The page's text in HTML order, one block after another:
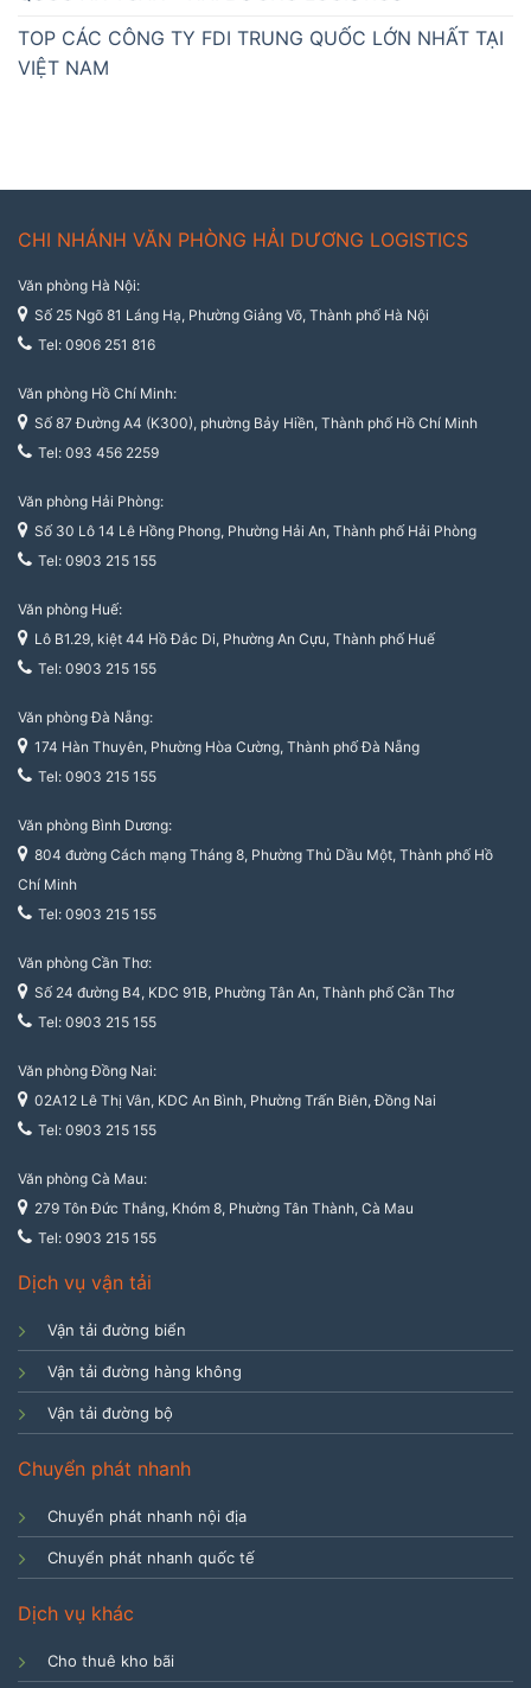
TOP CÁC CÔNG TY FDI TRUNG QUỐC LỚN NHẤT TẠI
VIỆT NAM
CHI NHÁNH VĂN PHÒNG HẢI DƯƠNG LOGISTICS
Văn phòng Hà Nội:
Số 25 Ngõ 81 Láng Hạ, Phường Giảng Võ, Thành phố Hà Nội
Tel: 0906 251 816
Văn phòng Hồ Chí Minh:
Số 87 Đường A4 (K300), phường Bảy Hiền, Thành phố Hồ Chí Minh
Tel: 093 456 2259
Văn phòng Hải Phòng:
Số 30 Lô 14 Lê Hồng Phong, Phường Hải An, Thành phố Hải Phòng
Tel: 0903 215 155
Văn phòng Huế:
Lô B1.29, kiệt 44 Hồ Đắc Di, Phường An Cựu, Thành phố Huế
Tel: 0903 215 155
Văn phòng Đà Nẵng:
174 Hàn Thuyên, Phường Hòa Cường, Thành phố Đà Nẵng
Tel: 0903 215 155
Văn phòng Bình Dương:
804 đường Cách mạng Tháng 8, Phường Thủ Dầu Một, Thành phố Hồ
Chí Minh
Tel: 0903 215 155
Văn phòng Cần Thơ:
Số 24 đường B4, KDC 91B, Phường Tân An, Thành phố Cần Thơ
Tel: 0903 215 155
Văn phòng Đồng Nai:
02A12 Lê Thị Vân, KDC An Bình, Phường Trấn Biên, Đồng Nai
Tel: 0903 215 155
Văn phòng Cà Mau:
279 Tôn Đức Thắng, Khóm 8, Phường Tân Thành, Cà Mau
Tel: 0903 215 155
Dịch vụ vận tải
Vận tải đường biển
Vận tải đường hàng không
Vận tải đường bộ
Chuyển phát nhanh
Chuyển phát nhanh nội địa
Chuyển phát nhanh quốc tế
Dịch vụ khác
Cho thuê kho bãi